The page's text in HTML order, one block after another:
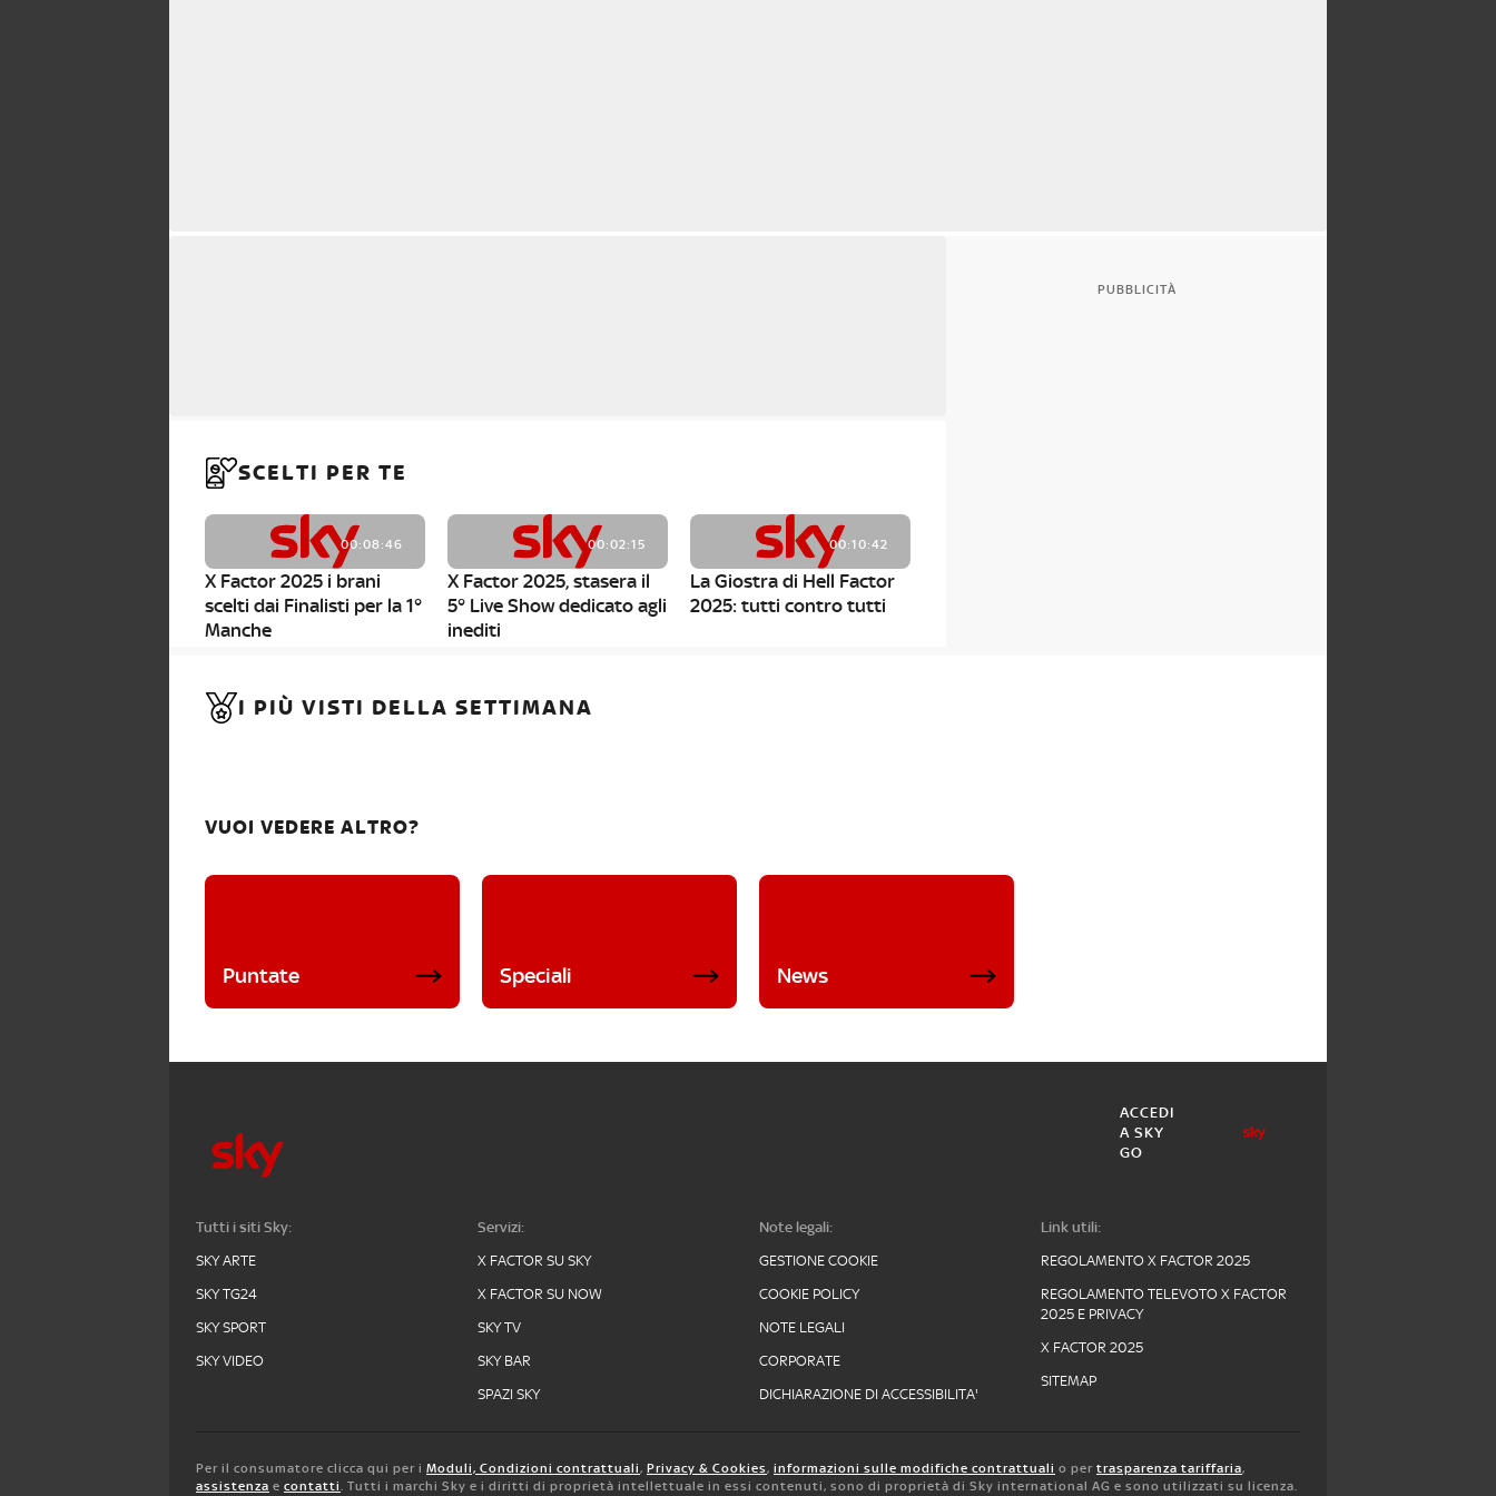
SCELTI PER TE
00:08:46
X Factor 2025 i brani
scelti dai Finalisti per la 1°
Manche
00:02:15
X Factor 2025, stasera il
5° Live Show dedicato agli
inediti
00:10:42
La Giostra di Hell Factor
2025: tutti contro tutti
PUBBLICITÀ
I PIÙ VISTI DELLA SETTIMANA
VUOI VEDERE ALTRO?
Puntate Speciali News
ACCEDI
A SKY
GO
Tutti i siti Sky:
SKY ARTE
SKY TG24
SKY SPORT
SKY VIDEO
Servizi:
X FACTOR SU SKY
X FACTOR SU NOW
SKY TV
SKY BAR
SPAZI SKY
Note legali:
GESTIONE COOKIE
COOKIE POLICY
NOTE LEGALI
CORPORATE
DICHIARAZIONE DI ACCESSIBILITA'
Link utili:
REGOLAMENTO X FACTOR 2025
REGOLAMENTO TELEVOTO X FACTOR
2025 E PRIVACY
X FACTOR 2025
SITEMAP
Per il consumatore clicca qui per i Moduli, Condizioni contrattuali, Privacy & Cookies, informazioni sulle modifiche contrattuali o per trasparenza tariffaria,
assistenza e contatti. Tutti i marchi Sky e i diritti di proprietà intellettuale in essi contenuti, sono di proprietà di Sky international AG e sono utilizzati su licenza.